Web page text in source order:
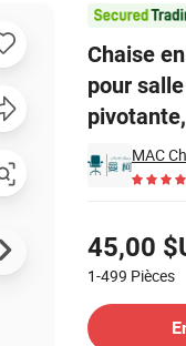
Chaise
pour
MAC
45,00
1-499 Pièces
laboratoire,